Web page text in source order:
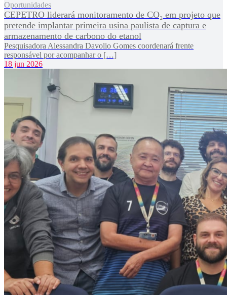
Oportunidades
CEPETRO liderará monitoramento de CO₂ em projeto que
pretende implantar primeira usina paulista de captura e
armazenamento de carbono do etanol
Pesquisadora Alessandra Davolio Gomes coordenará frente
responsável por acompanhar o […]
18 jun 2026